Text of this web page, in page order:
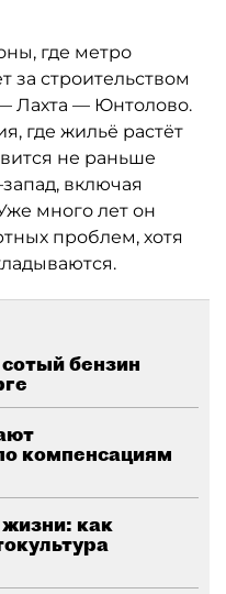
где метро
за строительством
Лахта — Юнтолово.
где жильё растёт
не раньше
включая
много лет он
проблем, хотя
бензин
компенсациям
как